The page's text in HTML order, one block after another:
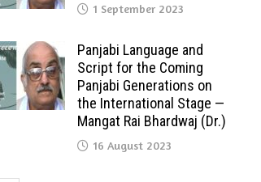
1 September 2023
Panjabi Language and
Script for the Coming
Panjabi Generations on
the International Stage —
Mangat Rai Bhardwaj (Dr.)
16 August 2023